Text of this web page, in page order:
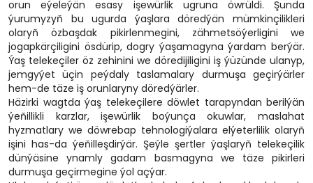
orun eýeleýän esasy işewürlik ugruna öwrüldi. Şunda
ýurumyzyň bu ugurda ýaşlara döredýän mümkinçilikleri
olaryň özbaşdak pikirlenmegini, zähmetsöýerligini we
jogapkärçiligini ösdürip, dogry ýaşamagyna ýardam berýär.
Ýaş telekeçiler öz zehinini we döredijiligini iş ýüzünde ulanyp,
jemgyýet üçin peýdaly taslamalary durmuşa geçirýärler
hem-de täze iş orunlaryny döredýärler.
Häzirki wagtda ýaş telekeçilere döwlet tarapyndan berilýän
ýeňillikli karzlar, işewürlik boýunça okuwlar, maslahat
hyzmatlary we döwrebap tehnologiýalara elýeterlilik olaryň
işini has-da ýeňilleşdirýär. Şeýle şertler ýaşlaryň telekeçilik
dünýäsine ynamly gadam basmagyna we täze pikirleri
durmuşa geçirmegine ýol açýar.